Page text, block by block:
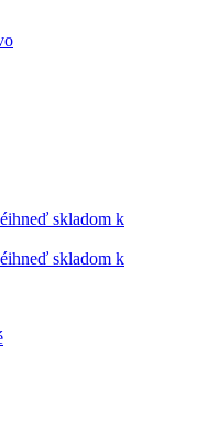
ihneď skladom k
ihneď skladom k